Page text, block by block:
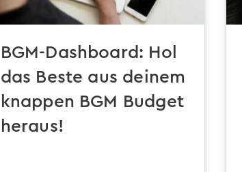
BGM-Dashboard: Hol
das Beste aus deinem
knappen BGM Budget
heraus!